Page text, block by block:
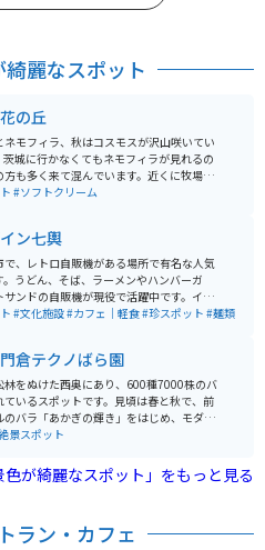
麗なスポット
の丘
ネモフィラ、秋はコスモスが沢山咲いてい
茨城に行かなくてもネモフィラが見れるの
方も多く来て混んでいます。近くに牧場も
食べられます。山を上っていくのでクネ
#ソフトクリーム
ン七輿
で、レトロ自販機がある場所で有名な人気
。うどん、そば、ラーメンやハンバーガ
サンドの自販機が現役で活躍中です。イー
スも有るのでゆっくり食べる事が出来ま
山古墳も有るので、ゆっくり散歩も出来
っています。
#文化施設#カフェ｜軽食#珍スポット #麺類
倉テクノばら園
林をぬけた西奥にあり、600種7000株のバ
ているスポットです。見頃は春と秋で、前
のバラ「あかぎの輝き」をはじめ、モダン
ドローズ、イングリッシュローズなど、
イトアップなども行われています。
景スポット
色が綺麗なスポット」をもっと見る
ラン・カフェ